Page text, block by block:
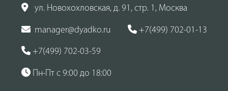
ул. Новохохловская, д. 91, стр. 1, Москва
manager@dyadko.ru +7(499) 702-01-13
+7(499) 702-03-59
Пн-Пт с 9:00 до 18:00